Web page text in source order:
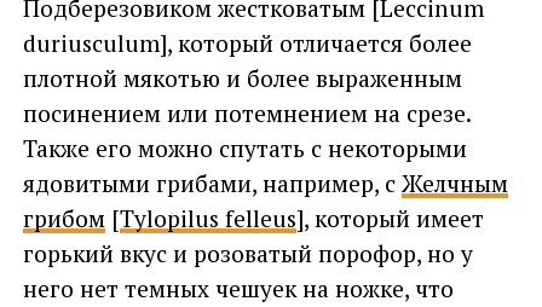
Подберезовиком жестковатым [Leccinum
duriusculum], который отличается более
плотной мякотью и более выраженным
посинением или потемнением на срезе.
Также его можно спутать с некоторыми
ядовитыми грибами, например, с Желчным
грибом[Tylopilus felleus], который имеет
горький вкус и розоватый порофор, но у
него нет темных чешуек на ножке, что